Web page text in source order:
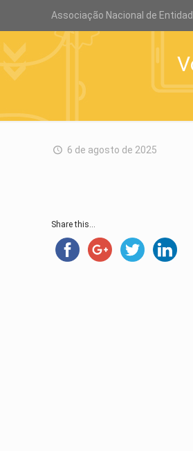
Associação Nacional de
6 de agosto de 2025
Share this...